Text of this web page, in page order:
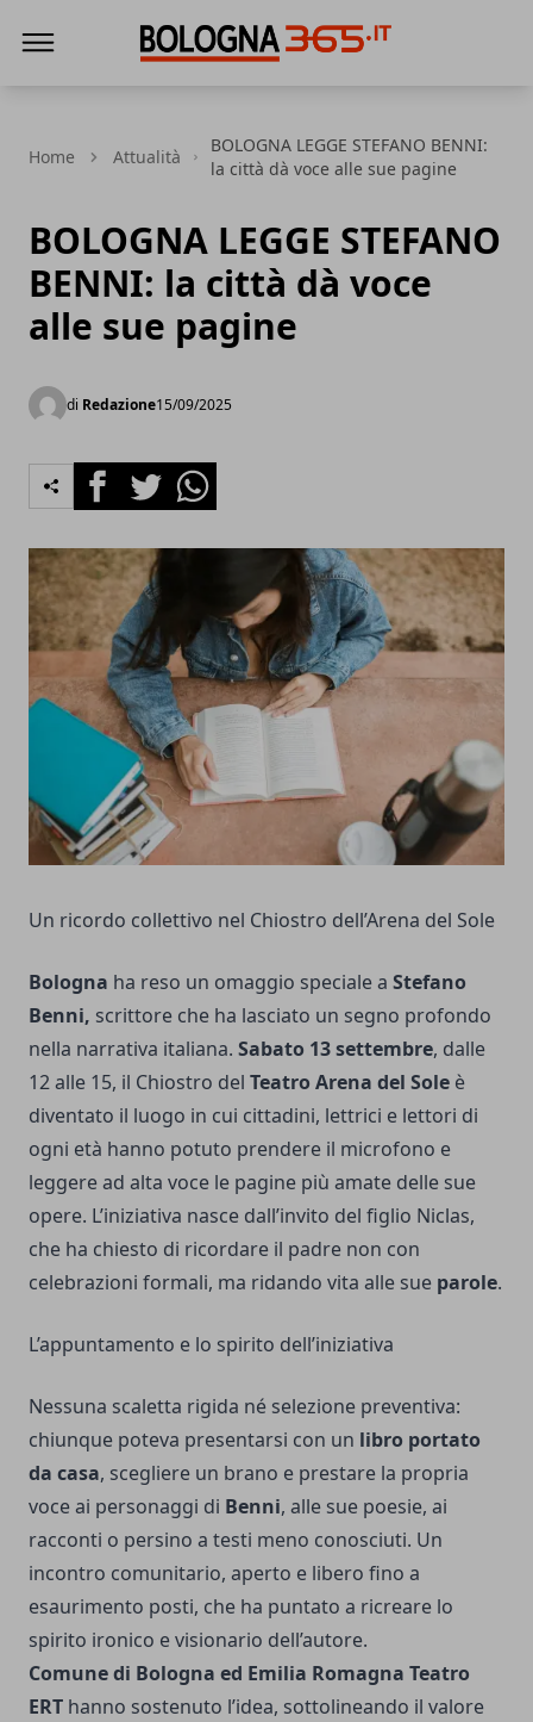
Home Attualità
BOLOGNA LEGGE STEFANO BENNI:
la città dà voce alle sue pagine
BOLOGNA LEGGE STEFANO
BENNI: la città dà voce
alle sue pagine
di Redazione15/09/2025
FacebookTwitterWhatsapp
Un ricordo collettivo nel Chiostro dell’Arena del Sole
Bologna ha reso un omaggio speciale a Stefano
Benni, scrittore che ha lasciato un segno profondo
nella narrativa italiana. Sabato 13 settembre, dalle
12 alle 15, il Chiostro del Teatro Arena del Sole è
diventato il luogo in cui cittadini, lettrici e lettori di
ogni età hanno potuto prendere il microfono e
leggere ad alta voce le pagine più amate delle sue
opere. L’iniziativa nasce dall’invito del figlio Niclas,
che ha chiesto di ricordare il padre non con
celebrazioni formali, ma ridando vita alle sue parole.
L’appuntamento e lo spirito dell’iniziativa
Nessuna scaletta rigida né selezione preventiva:
chiunque poteva presentarsi con un libro portato
da casa, scegliere un brano e prestare la propria
voce ai personaggi di Benni, alle sue poesie, ai
racconti o persino a testi meno conosciuti. Un
incontro comunitario, aperto e libero fino a
esaurimento posti, che ha puntato a ricreare lo
spirito ironico e visionario dell’autore.
Comune di Bologna ed Emilia Romagna Teatro
ERT hanno sostenuto l’idea, sottolineando il valore